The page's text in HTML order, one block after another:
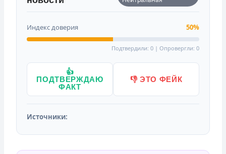
Индекс доверия 50%
Подтвердили: 0 | Опровергли: 0
👍
ПОДТВЕРЖДАЮ
ФАКТ
👎 ЭТО ФЕЙК
Источники: